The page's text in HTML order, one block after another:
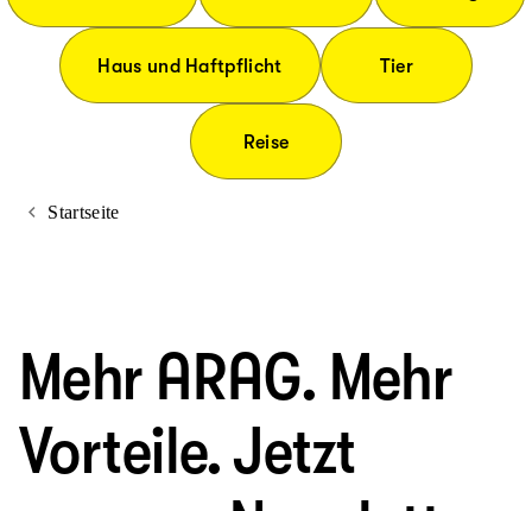
Haus und Haftpflicht Tier
Reise
Startseite
Mehr ARAG. Mehr
Vorteile. Jetzt